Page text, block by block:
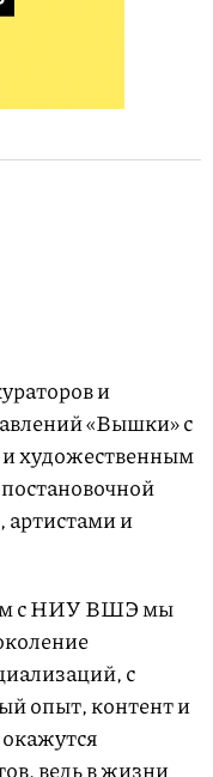
и
«Вышки» с
художественным
артистами и
с НИУ ВШЭ мы
с
опыт, контент и
ведь в жизни